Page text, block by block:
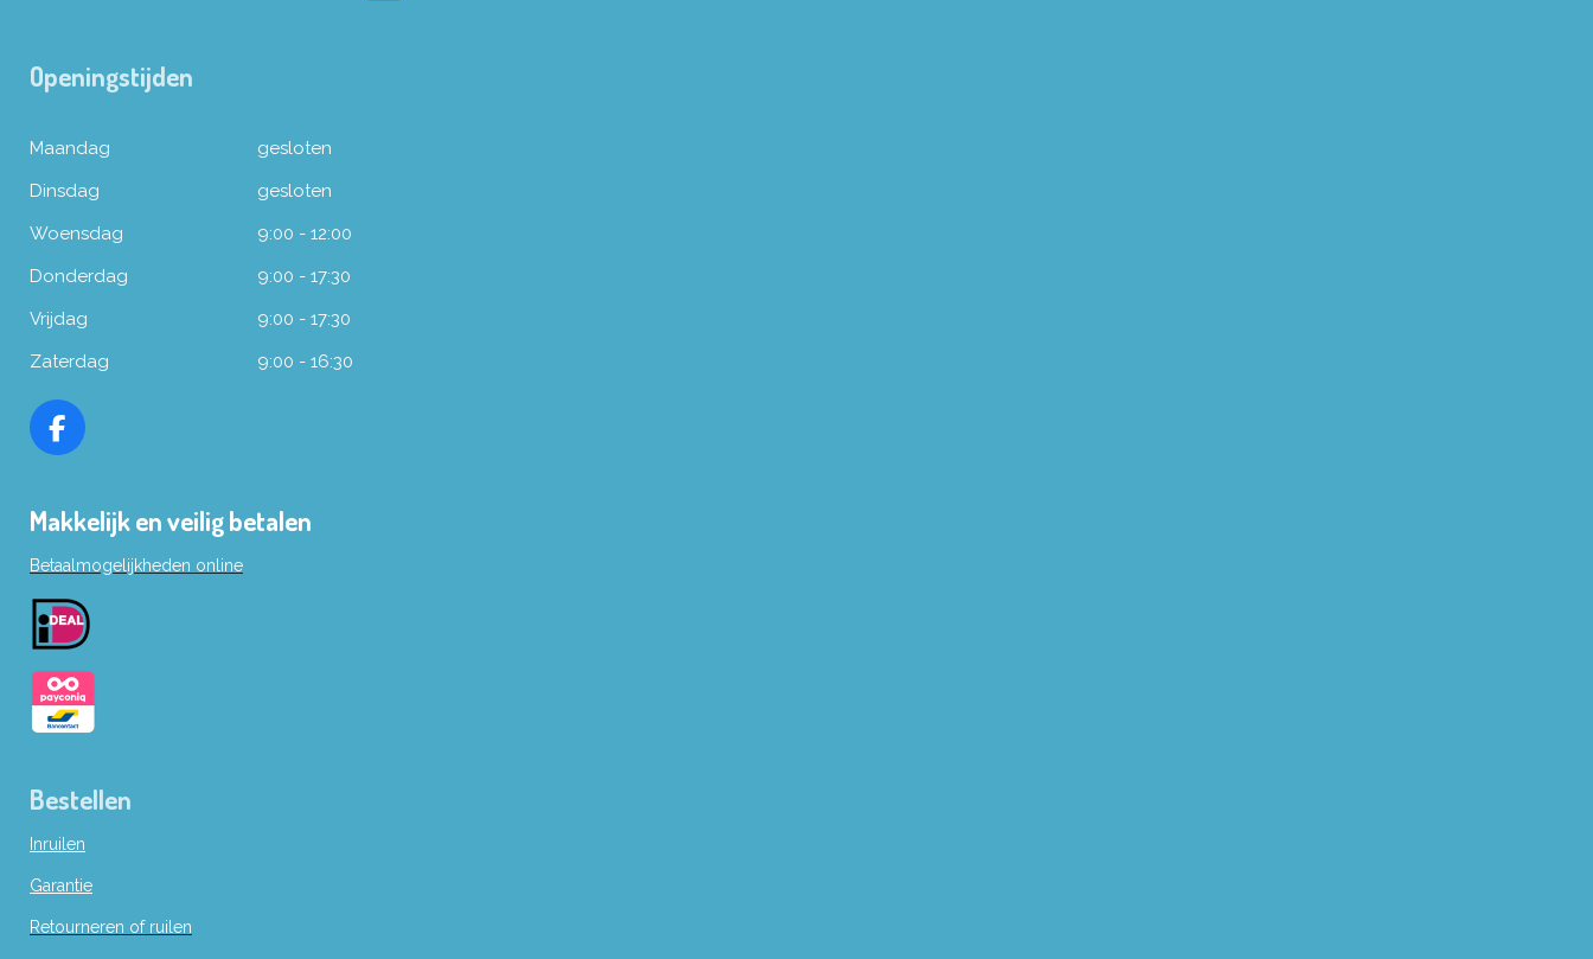
Openingstijden
Maandag
gesloten
Dinsdag
gesloten
Woensdag
9:00 - 12:00
Donderdag
9:00 - 17:30
Vrijdag
9:00 - 17:30
Zaterdag
9:00 - 16:30
F
e
o
o
k
Makkelijk en veilig betalen
Betaalmogelijkheden online
Bestellen
Inruilen
Garantie
Retourneren of ruilen